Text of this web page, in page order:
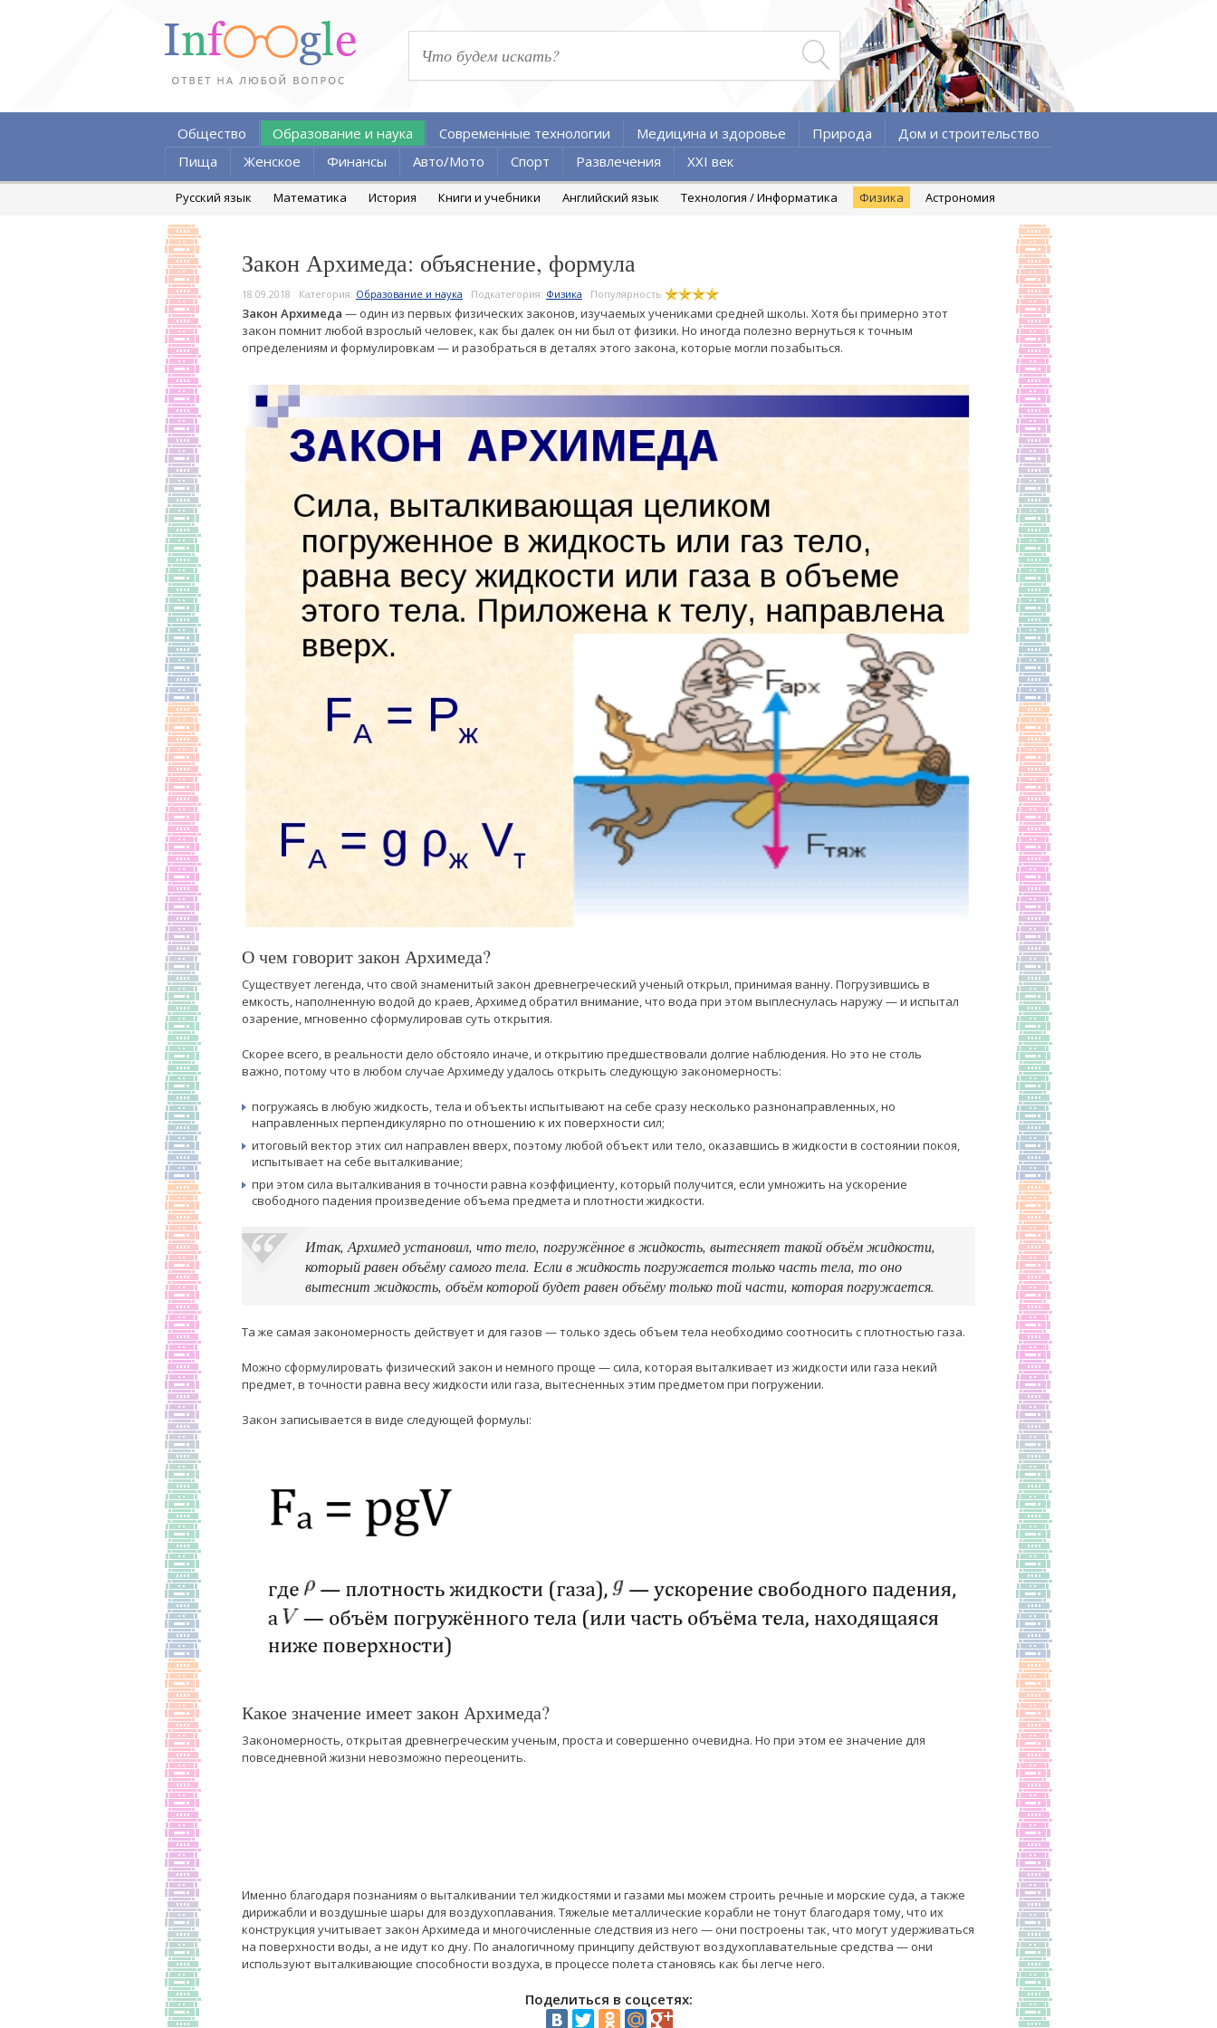
Общество Образование и наука Современные технологии Медицина и здоровье Природа
Дом и строительство
Пища
Женское Финансы Авто/Мото Спорт Развлечения XXI век
Русский язык Математика История Книги и учебники Английский язык Технология / Информатика Физика Астрономия
Закон Архимеда: объяснение, формула
18.09.2018 Категория: Образование и наука Подкатегория: Физика Популярность
Закон Архимеда — один из первых физических законов, изучаемых учениками средней школы. Хотя бы примерно этот
закон помнит любой взрослый человек, как бы далек он ни был от физики. Но иногда полезно вернуться к точным
определениям и формулировкам — и разобраться в деталях этого закона, которые могли позабыться.
О чем говорит закон Архимеда?
Существует легенда, что свой знаменитый закон древнегреческий ученый открыл, принимая ванну. Погрузившись в
емкость, наполненную водой до краев, Архимед обратил внимание, что вода при этом выплеснулась наружу — и испытал
озарение, мгновенно сформулировав суть открытия.
Скорее всего, в реальности дело обстояло иначе, и открытию предшествовали долгие наблюдения. Но это не столь
важно, потому что в любом случае Архимеду удалось открыть следующую закономерность:
погружаясь в любую жидкость, тела и объекты испытывают на себе сразу несколько разнонаправленных, но
направленных перпендикулярно по отношению к их поверхности сил;
итоговый вектор этих сил направлен вверх, поэтому любой объект или тело, оказавшись в жидкости в состоянии покоя,
испытывает на себе выталкивание;
при этом сила выталкивания в точности равна коэффициенту, который получится, если умножить на ускорение
свободного падения произведение объема предмета и плотности жидкости.
Итак, Архимед установил, что тело, погружённое в жидкость, вытесняет такой объём жидкости,
который равен объёму самого тела. Если в жидкость погружается только часть тела, то оно
вытеснит жидкость, объём которой будет равен объёму только той части, которая погружается.
Та же самая закономерность действует и для газов — только здесь объем тела необходимо соотносить с плотностью газа.
Можно сформулировать физический закон и немного проще — сила, которая выталкивает из жидкости или газа некий
предмет, в точности равна весу жидкости или газа, вытесненных этим предметом при погружении.
Закон записывается в виде следующей формулы:
Какое значение имеет закон Архимеда?
Закономерность, открытая древнегреческим ученым, проста и совершенно очевидна. Но при этом ее значение для
повседневной жизни невозможно переоценить.
Именно благодаря познаниям о выталкивании тел жидкостями и газами мы можем строить речные и морские суда, а также
дирижабли и воздушные шары для воздухоплавания. Тяжелые металлические корабли не тонут благодаря тому, что их
конструкция учитывает закон Архимеда и многочисленные следствия из него — они построены так, что могут удерживаться
на поверхности воды, а не идут ко дну. По аналогичному принципу действуют воздухоплавательные средства — они
используют выталкивающие способности воздуха, в процессе полета становясь как бы легче него.
Поделиться в соцсетях: